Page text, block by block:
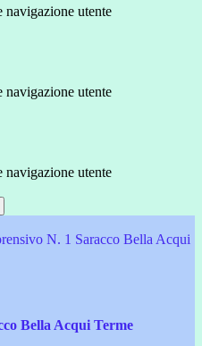
navigazione utente
navigazione utente
navigazione utente
N. 1 Saracco Bella Acqui
Bella Acqui Terme